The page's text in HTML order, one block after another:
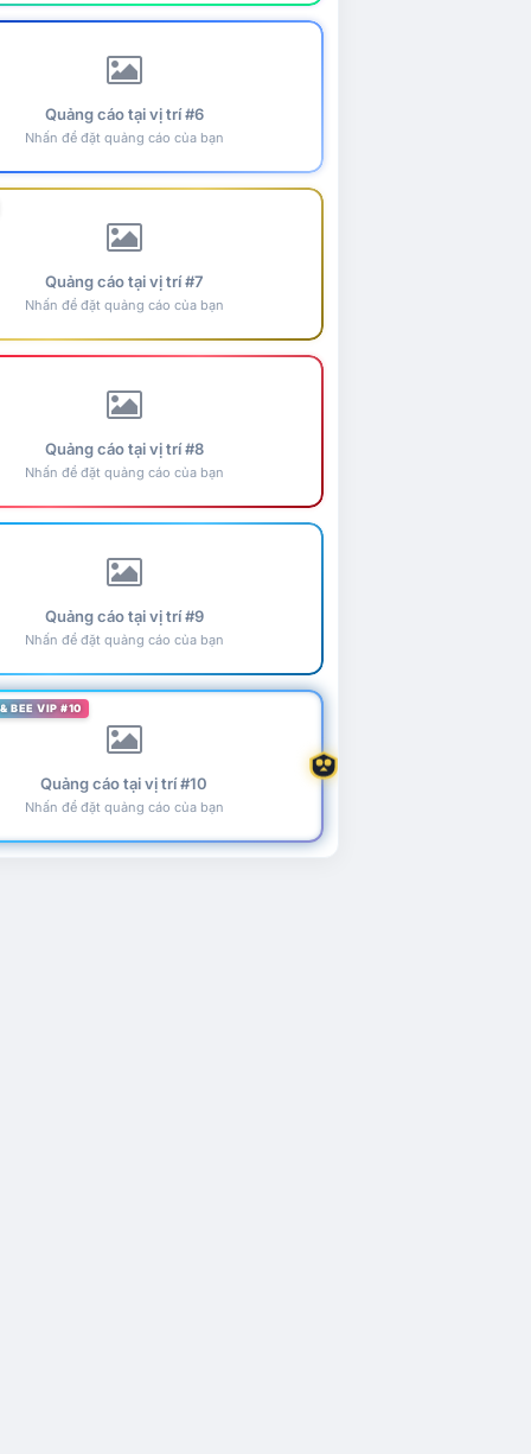
Quảng cáo tại vị trí #6
Nhấn để đặt quảng cáo của bạn
Quảng cáo tại vị trí #7
Nhấn để đặt quảng cáo của bạn
Quảng cáo tại vị trí #8
Nhấn để đặt quảng cáo của bạn
Quảng cáo tại vị trí #9
Nhấn để đặt quảng cáo của bạn
BEE VIP #10
Quảng cáo tại vị trí #10
Nhấn để đặt quảng cáo của bạn